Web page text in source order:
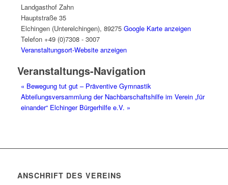
Landgasthof Zahn
Hauptstraße 35
Elchingen (Unterelchingen), 89275 Google Karte anzeigen
Telefon +49 (0)7308 - 3007
Veranstaltungsort-Website anzeigen
Veranstaltungs-Navigation
« Bewegung tut gut – Präventive Gymnastik
Abteilungsversammlung der Nachbarschaftshilfe im Verein „für
einander“ Elchinger Bürgerhilfe e.V. »
ANSCHRIFT DES VEREINS